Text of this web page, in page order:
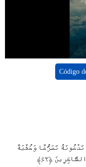
Código
تَضَرُّعًا وَخُفْيَةً
﴿۶۳﴾